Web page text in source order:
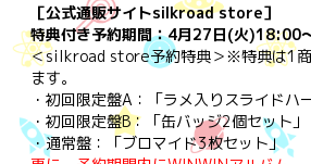
［公式通販サイトsilkroad store］
特典付き予約期間：4月27日(火
＜silkroad store予約特典＞※特典は1
ます。
・初回限定盤A：「ラメ入りスライドハ
・初回限定盤B：「缶バッジ2個セット」
・通常盤：「ブロマイド3枚セット」